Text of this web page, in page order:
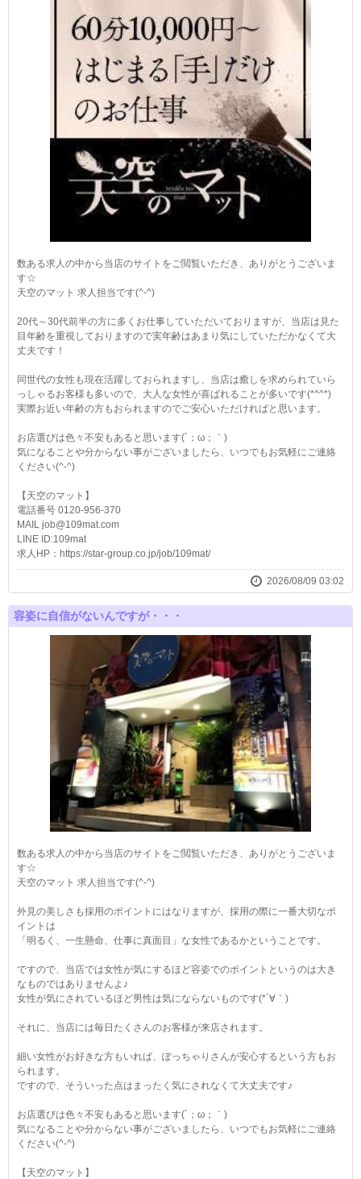
数ある求人の中から当店のサイトをご閲覧いただき、ありがとうございま
す☆
天空のマット 求人担当です(^-^)
20代～30代前半の方に多くお仕事していただいておりますが、当店は見た
目年齢を重視しておりますので実年齢はあまり気にしていただかなくて大
丈夫です！
同世代の女性も現在活躍しておられますし、当店は癒しを求められていら
っしゃるお客様も多いので、大人な女性が喜ばれることが多いです(*^^*)
実際お近い年齢の方もおられますのでご安心いただければと思います。
お店選びは色々不安もあると思います(´；ω；｀)
気になることや分からない事がございましたら、いつでもお気軽にご連絡
ください(^-^)
【天空のマット】
電話番号 0120-956-370
MAIL job@109mat.com
LINE ID:109mat
求人HP：https://star-group.co.jp/job/109mat/
2026/08/09 03:02
容姿に自信がないんですが・・・
数ある求人の中から当店のサイトをご閲覧いただき、ありがとうございま
す☆
天空のマット 求人担当です(^-^)
外見の美しさも採用のポイントにはなりますが、採用の際に一番大切なポ
イントは
「明るく、一生懸命、仕事に真面目」な女性であるかということです。
ですので、当店では女性が気にするほど容姿でのポイントというのは大き
なものではありませんよ♪
女性が気にされているほど男性は気にならないものです(*´∀｀)
それに、当店には毎日たくさんのお客様が来店されます。
細い女性がお好きな方もいれば、ぽっちゃりさんが安心するという方もお
られます。
ですので、そういった点はまったく気にされなくて大丈夫です♪
お店選びは色々不安もあると思います(´；ω；｀)
気になることや分からない事がございましたら、いつでもお気軽にご連絡
ください(^-^)
【天空のマット】